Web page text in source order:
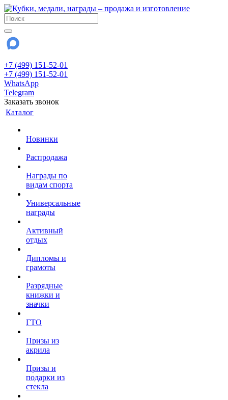
+7 (499) 151-52-01
+7 (499) 151-52-01
WhatsApp
Telegram
Заказать звонок
Каталог
Новинки
Распродажа
Награды по
видам спорта
Универсальные
награды
Активный
отдых
Дипломы и
грамоты
Разрядные
книжки и
значки
ГТО
Призы из
акрила
Призы и
подарки из
стекла